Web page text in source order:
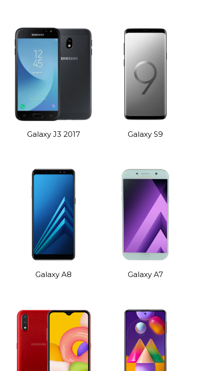
Galaxy J3 2017 Galaxy S9
Galaxy A8 Galaxy A7